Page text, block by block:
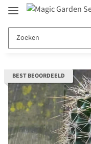
BEST BEOORDEELD